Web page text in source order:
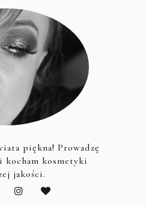
piękna! Prowadzę
kosmetyki
jakości.